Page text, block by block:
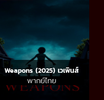
Weapons (2025) เวเพินส์
พากย์ไทย